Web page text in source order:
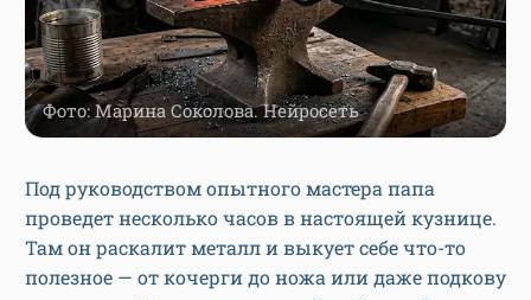
Фото: Марина Соколова. Нейросеть
Под руководством опытного мастера папа
проведет несколько часов в настоящей кузнице.
Там он раскалит металл и выкует себе что-то
полезное — от кочерги до ножа или даже подкову